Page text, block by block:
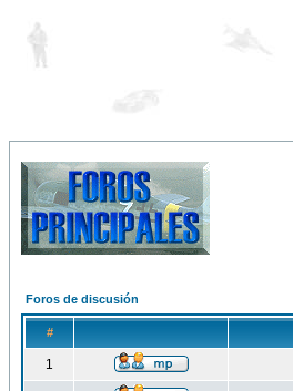
Foros de discusión
#
1